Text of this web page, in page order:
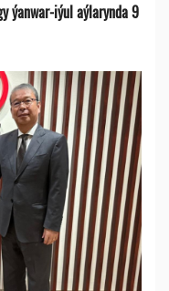
ýanwar-iýul aýlarynda 9